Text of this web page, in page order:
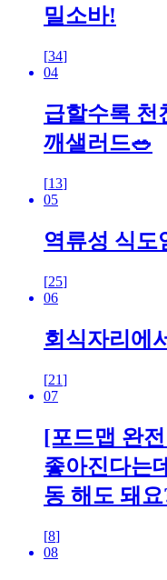
밀소바!
[34]
04
급할수록 천
깨샐러드🥗
[13]
05
역류성 식도
[25]
06
회식자리에
[21]
07
[포드맵 완
좋아진다는
동 해도 돼
[8]
08